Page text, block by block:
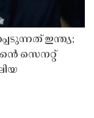
ഇന്ത്യ;
സെനറ്റ്